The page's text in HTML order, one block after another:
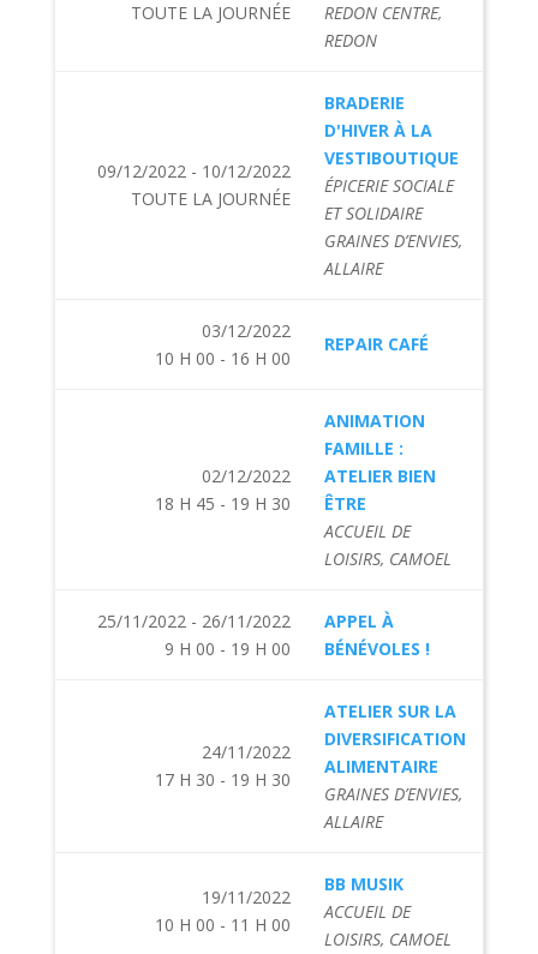
TOUTE LA JOURNÉE
REDON CENTRE,
REDON
09/12/2022 - 10/12/2022
TOUTE LA JOURNÉE
BRADERIE
D'HIVER À LA
VESTIBOUTIQUE
ÉPICERIE SOCIALE
ET SOLIDAIRE
GRAINES D’ENVIES,
ALLAIRE
03/12/2022
10 H 00 - 16 H 00
REPAIR CAFÉ
02/12/2022
18 H 45 - 19 H 30
ANIMATION
FAMILLE :
ATELIER BIEN
ÊTRE
ACCUEIL DE
LOISIRS, CAMOEL
25/11/2022 - 26/11/2022
9 H 00 - 19 H 00
APPEL À
BÉNÉVOLES !
24/11/2022
17 H 30 - 19 H 30
ATELIER SUR LA
DIVERSIFICATION
ALIMENTAIRE
GRAINES D’ENVIES,
ALLAIRE
19/11/2022
10 H 00 - 11 H 00
BB MUSIK
ACCUEIL DE
LOISIRS, CAMOEL